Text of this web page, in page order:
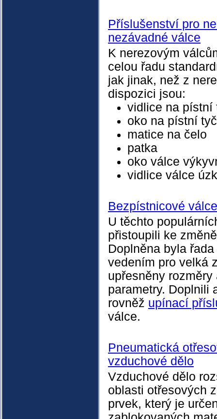
Příslušenství pro
nezávadné válce
K nerezovým
celou řadu
jak jinak, než z
dispozici jsou:
vidlice na pístní
oko na pístní
matice na čelo
patka
oko válce
vidlice válce
Bezpístnicové válce
U těchto
přistoupili ke
Doplněna byla
vedením pro velká
upřesněny rozměry
parametry. Doplnili
rovněž upínací
válce.
Pneumatická
vzduchové dělo
Vzduchové dělo
oblasti otřesových
prvek, který je